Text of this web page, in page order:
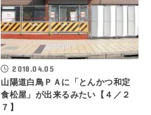
2018.04.05
山陽道白鳥ＰＡに「とんかつ和定
食松屋」が出来るみたい【４／２
７】